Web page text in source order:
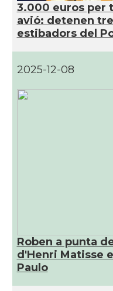
3.000 euros per
avió: detenen
estibadors del
2025-12-08
Roben a punta
d'Henri Matisse
Paulo